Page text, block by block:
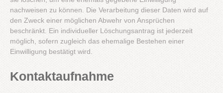
nachweisen zu können. Die Verarbeitung dieser Daten wird auf
den Zweck einer möglichen Abwehr von Ansprüchen
beschränkt. Ein individueller Löschungsantrag ist jederzeit
möglich, sofern zugleich das ehemalige Bestehen einer
Einwilligung bestätigt wird.
Kontaktaufnahme